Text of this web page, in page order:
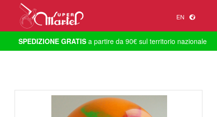
EN
SPEDIZIONE GRATISa partire da 90€ sul territorio nazionale